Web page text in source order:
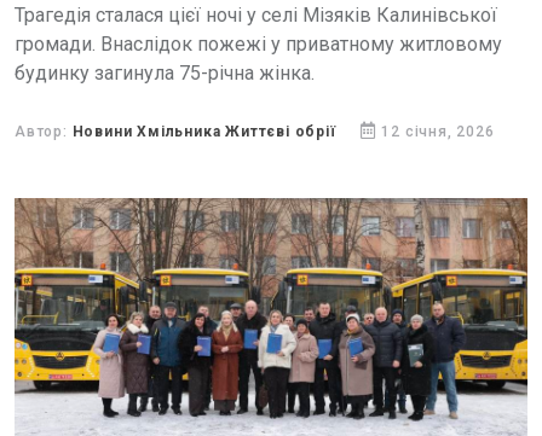
Трагедія сталася цієї ночі у селі Мізяків Калинівської
громади. Внаслідок пожежі у приватному житловому
будинку загинула 75-річна жінка.
Автор: Новини Хмільника Життєві обрії 12 січня, 2026